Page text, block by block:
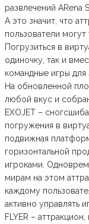
развлечений ARena
А это значит, что
пользователи
Погрузиться в
одиночку, так и
командные игры для
На обновленной
любой вкус и
EXOJET –
погружения в
подвижная
горизонтальной
игроками.
мирам на этом
каждому
активно управлять
FLYER –